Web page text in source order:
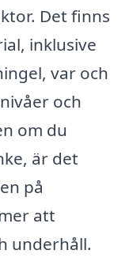
Det finns
inklusive
var och
och
om du
är det
på
att
underhåll.